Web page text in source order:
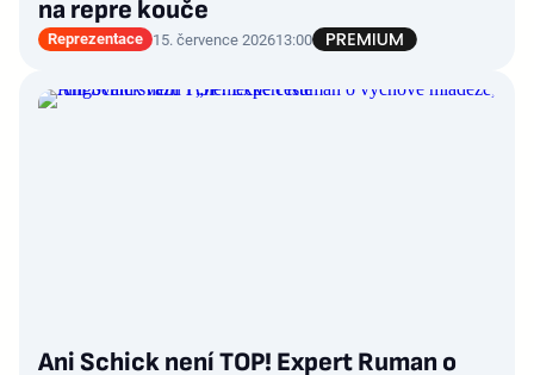
na repre kouče
Reprezentace 15. července 202613:00
Ani Schick není TOP! Expert Ruman o